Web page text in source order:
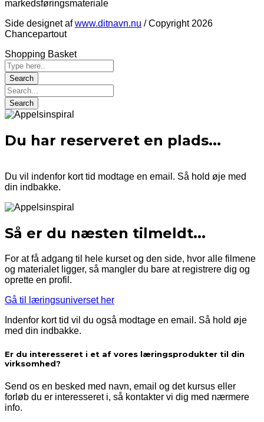
markedsføringsmateriale
Side designet afwww.ditnavn.nu / Copyright 2026
Chancepartout
Shopping Basket
Du har reserveret en plads...
Du vil indenfor kort tid modtage en email. Så hold øje med
din indbakke.
Så er du næsten tilmeldt...
For at få adgang til hele kurset og den side, hvor alle filmene
og materialet ligger, så mangler du bare at registrere dig og
oprette en profil.
Gå til læringsuniverset her
Indenfor kort tid vil du også modtage en email. Så hold øje
med din indbakke.
Er du interesseret i et af vores læringsprodukter til din
virksomhed?
Send os en besked med navn, email og det kursus eller
forløb du er interesseret i, så kontakter vi dig med nærmere
info.